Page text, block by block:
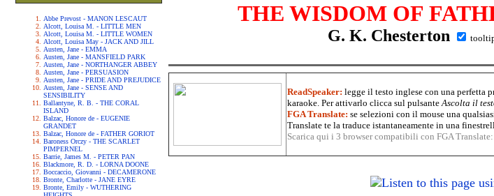
Abbe Prevost - MANON LESCAUT
Alcott, Louisa M. - LITTLE MEN
Alcott, Louisa M. - LITTLE WOMEN
Alcott, Louisa May - JACK AND JILL
Austen, Jane - EMMA
Austen, Jane - MANSFIELD PARK
Austen, Jane - NORTHANGER ABBEY
Austen, Jane - PERSUASION
Austen, Jane - PRIDE AND PREJUDICE
Austen, Jane - SENSE AND
SENSIBILITY
Ballantyne, R. B. - THE CORAL
ISLAND
Balzac, Honore de - EUGENIE
GRANDET
Balzac, Honore de - FATHER GORIOT
Baroness Orczy - THE SCARLET
PIMPERNEL
Barrie, James M. - PETER PAN
Blackmore, R. D. - LORNA DOONE
Boccaccio, Giovanni - DECAMERONE
Bronte, Charlotte - JANE EYRE
Bronte, Emily - WUTHERING
THE WISDOM OF
G. K. Chesterton
ReadSpeaker: legge il testo inglese con una perfetta
karaoke. Per attivarlo clicca sul pulsanteAscolta il
FGA Translate: se selezioni con il mouse una
Translate te la traduce istantaneamente in una
Scarica qui i 3 browser compatibili con FGA Translate: